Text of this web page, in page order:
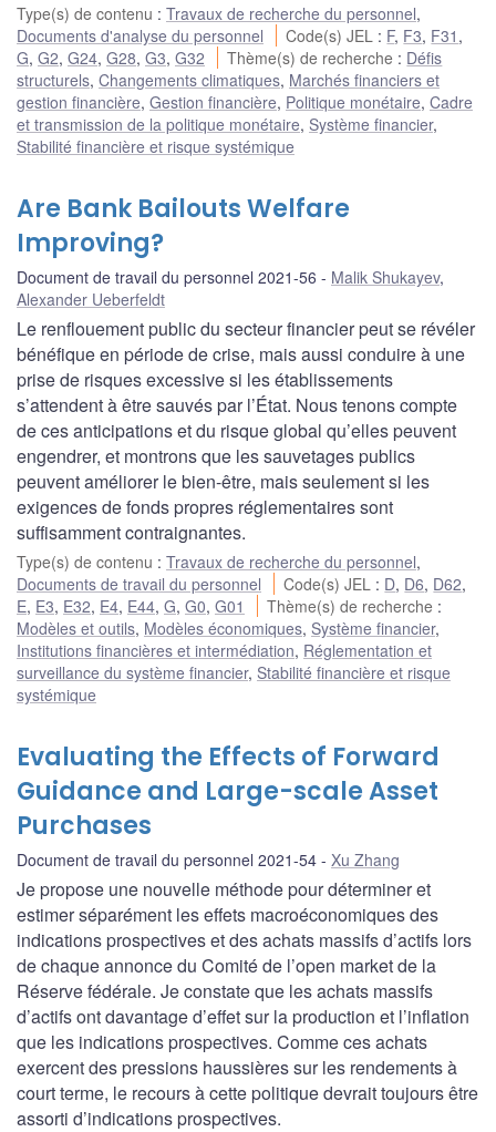
Type(s) de contenu : Travaux de recherche du personnel,
Documents d'analyse du personnel
Code(s) JEL : F, F3, F31 ,
G, G2, G24, G28, G3, G32 Thème(s) de recherche : Défis
structurels, Changements climatiques, Marchés financiers et
gestion financière, Gestion financière, Politique monétaire, Cadre
et transmission de la politique monétaire, Système financier,
Stabilité financière et risque systémique
Are Bank Bailouts Welfare
Improving?
Document de travail du personnel 2021-56 Malik Shukayev,
Alexander Ueberfeldt
Le renflouement public du secteur financier peut se révéler
bénéfique en période de crise, mais aussi conduire à une
prise de risques excessive si les établissements
s’attendent à être sauvés par l’État. Nous tenons compte
de ces anticipations et du risque global qu’elles peuvent
engendrer, et montrons que les sauvetages publics
peuvent améliorer le bien-être, mais seulement si les
exigences de fonds propres réglementaires sont
suffisamment contraignantes.
Type(s) de contenu : Travaux de recherche du personnel,
Documents de travail du personnel
Code(s) JEL : D, D6, D62,
E, E3, E32, E4, E44, G, G0, G01 Thème(s) de recherche :
Modèles et outils, Modèles économiques, Système financier,
Institutions financières et intermédiation, Réglementation et
surveillance du système financier, Stabilité financière et risque
systémique
Evaluating the Effects of Forward
Guidance and Large-scale Asset
Purchases
Document de travail du personnel 2021-54 Xu Zhang
Je propose une nouvelle méthode pour déterminer et
estimer séparément les effets macroéconomiques des
indications prospectives et des achats massifs d’actifs lors
de chaque annonce du Comité de l’open market de la
Réserve fédérale. Je constate que les achats massifs
d’actifs ont davantage d’effet sur la production et l’inflation
que les indications prospectives. Comme ces achats
exercent des pressions haussières sur les rendements à
court terme, le recours à cette politique devrait toujours être
assorti d’indications prospectives.